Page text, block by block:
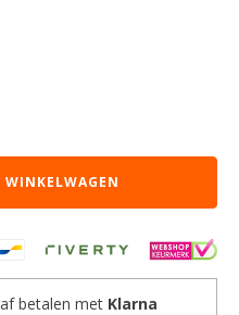
WINKELWAGEN
betalen met Klarna